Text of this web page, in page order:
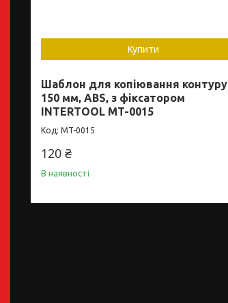
Купити
Шаблон для копіювання контуру
150 мм, ABS, з фіксатором
INTERTOOL MT-0015
MT-0015
120 ₴
В наявності